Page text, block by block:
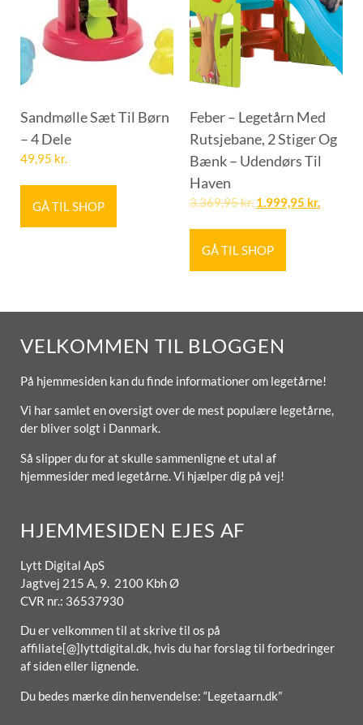
Sandmølle Sæt Til Børn
– 4 Dele
49,95 kr.
GÅ TIL SHOP
Feber – Legetårn Med
Rutsjebane, 2 Stiger Og
Bænk – Udendørs Til
Haven
3.369,95kr. 1.999,95 kr.
GÅ TIL SHOP
VELKOMMEN TIL BLOGGEN
På hjemmesiden kan du finde informationer om legetårne!
Vi har samlet en oversigt over de mest populære legetårne,
der bliver solgt i Danmark.
Så slipper du for at skulle sammenligne et utal af
hjemmesider med legetårne. Vi hjælper dig på vej!
HJEMMESIDEN EJES AF
Lytt Digital ApS
Jagtvej 215 A, 9. 2100 Kbh Ø
CVR nr.: 36537930
Du er velkommen til at skrive til os på
affiliate[@]lyttdigital.dk, hvis du har forslag til forbedringer
af siden eller lignende.
Du bedes mærke din henvendelse: “Legetaarn.dk”